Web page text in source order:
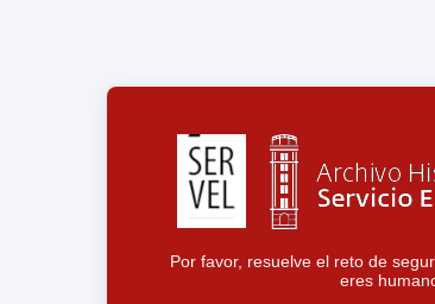
Por favor, resuelve el reto de
eres